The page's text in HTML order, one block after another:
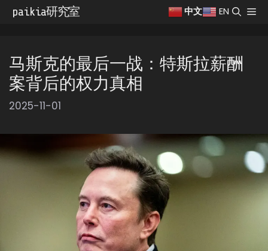
paikia研究室
菜
中文 EN
马斯克的最后一战：特斯拉薪酬
案背后的权力真相
2025-11-01